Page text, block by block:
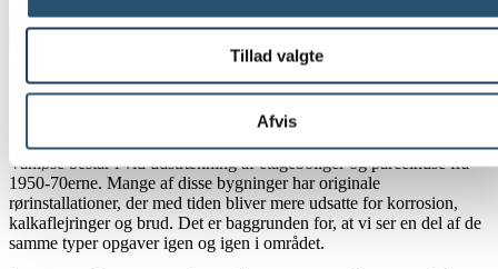
Tillad valgte
Afvis
Maximum file size: 1 GB
Hverdagens VVS-opgaver der løses i
Vanløse består i vid udstrækning af etageboliger og parcelhuse fra
1950-70erne. Mange af disse bygninger har originale
rørinstallationer, der med tiden bliver mere udsatte for korrosion,
kalkaflejringer og brud. Det er baggrunden for, at vi ser en del af de
samme typer opgaver igen og igen i området.